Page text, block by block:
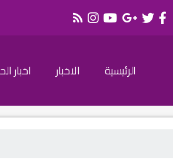
الرئيسية الاخبار اخبار